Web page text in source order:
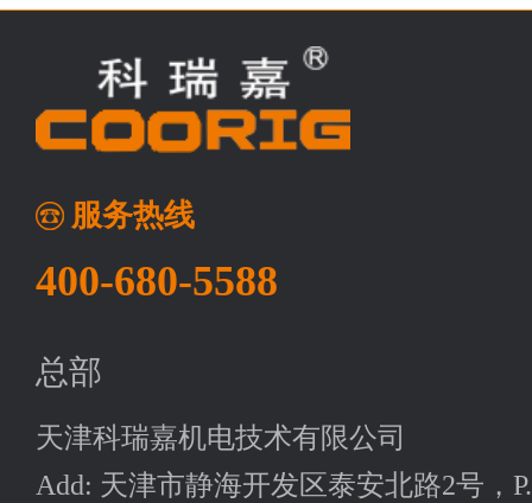
服务热线
400-680-5588
总部
天津科瑞嘉机电技术有限公司
Add: 天津市静海开发区泰安北路2号，